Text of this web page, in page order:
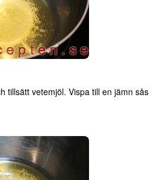
tillsätt vetemjöl. Vispa till en jämn sås